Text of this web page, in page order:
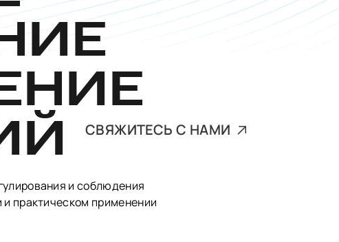
СВЯЖИТЕСЬ С НАМИ
и соблюдения
практическом применении